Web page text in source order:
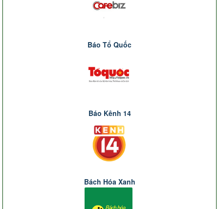
Báo Tổ Quốc
Báo Kênh 14
Bách Hóa Xanh